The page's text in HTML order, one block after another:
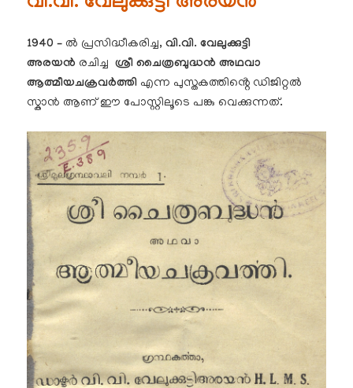
1940 – ൽ പ്രസിദ്ധീകരിച്ച,വി.വി. വേലുക്കുട്ടി
അരയൻ രചിച്ച ശ്രീ ചൈത്രബുദ്ധൻ അഥവാ
ആത്മീയചക്രവർത്തി എന്ന പുസ്തകത്തിൻ്റെ ഡിജിറ്റൽ
സ്കാൻ ആണ് ഈ പോസ്റ്റിലൂടെ പങ്കു വെക്കുന്നത്.